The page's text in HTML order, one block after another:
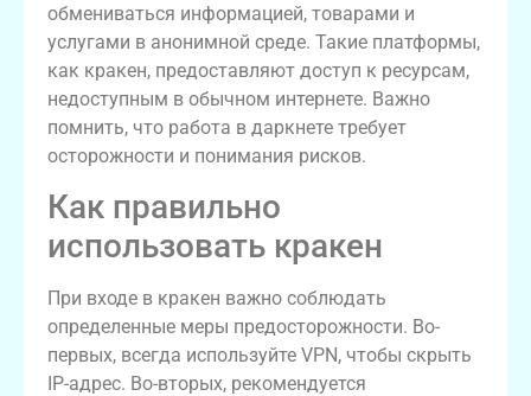
обмениваться информацией, товарами и
услугами в анонимной среде. Такие платформы,
как кракен, предоставляют доступ к ресурсам,
недоступным в обычном интернете. Важно
помнить, что работа в даркнете требует
осторожности и понимания рисков.
Как правильно
использовать кракен
При входе в кракен важно соблюдать
определенные меры предосторожности. Во-
первых, всегда используйте VPN, чтобы скрыть
IP-адрес. Во-вторых, рекомендуется